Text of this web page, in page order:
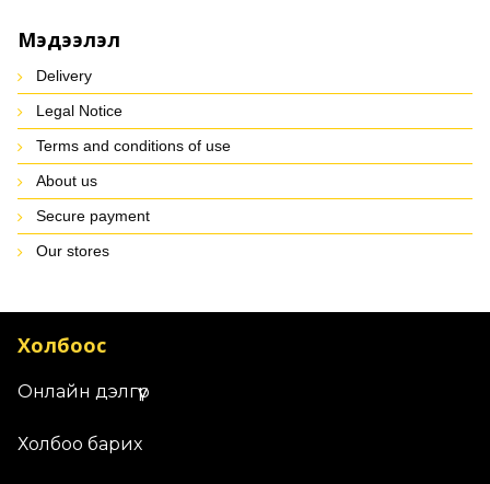
Мэдээлэл
Delivery
Legal Notice
Terms and conditions of use
About us
Secure payment
Our stores
Холбоос
Онлайн дэлгүүр
Холбоо барих